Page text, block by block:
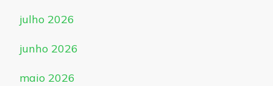
julho 2026
junho 2026
maio 2026